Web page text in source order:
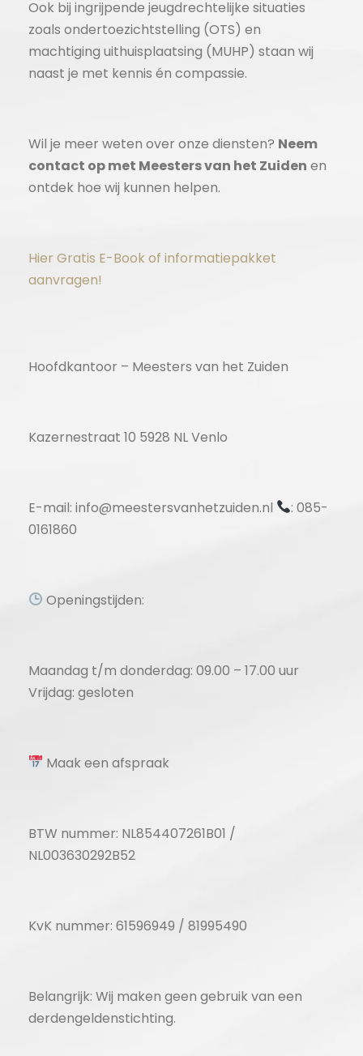
Ook bij ingrijpende jeugdrechtelijke situaties
zoals ondertoezichtstelling (OTS) en
machtiging uithuisplaatsing (MUHP) staan wij
naast je met kennis én compassie.
Wil je meer weten over onze diensten? Neem
contact op met Meesters van het Zuiden en
ontdek hoe wij kunnen helpen.
Hier Gratis E-Book of informatiepakket
aanvragen!
Hoofdkantoor – Meesters van het Zuiden
Kazernestraat 10 5928 NL Venlo
E-mail: info@meestersvanhetzuiden.nl
: 085-
0161860
Openingstijden:
Maandag t/m donderdag: 09.00 – 17.00 uur
Vrijdag: gesloten
Maak een afspraak
BTW nummer: NL854407261B01 /
NL003630292B52
KvK nummer: 61596949 / 81995490
Belangrijk: Wij maken geen gebruik van een
derdengeldenstichting.